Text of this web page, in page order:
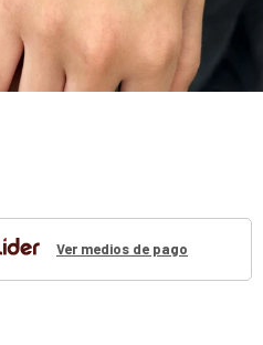
Ver medios de pago